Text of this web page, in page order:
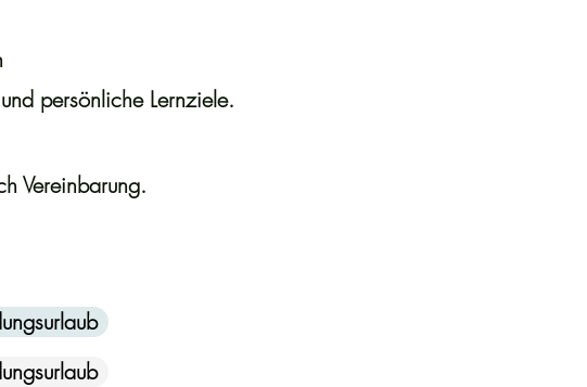
persönliche Lernziele.
Vereinbarung.